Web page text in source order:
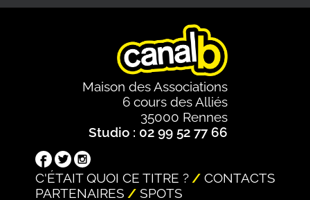
Maison des Associations
6 cours des Alliés
35000 Rennes
Studio : 02 99 52 77 66
C'ÉTAIT QUOI CE TITRE ?
CONTACTS
PARTENAIRES
SPOTS